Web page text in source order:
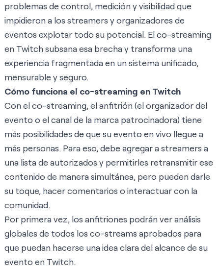
problemas de control, medición y visibilidad que
impidieron a los streamers y organizadores de
eventos explotar todo su potencial. El co-streaming
en Twitch subsana esa brecha y transforma una
experiencia fragmentada en un sistema unificado,
mensurable y seguro.
Cómo funciona el co-streaming en Twitch
Con el co-streaming, el anfitrión (el organizador del
evento o el canal de la marca patrocinadora) tiene
más posibilidades de que su evento en vivo llegue a
más personas. Para eso, debe agregar a streamers a
una lista de autorizados y permitirles retransmitir ese
contenido de manera simultánea, pero pueden darle
su toque, hacer comentarios o interactuar con la
comunidad.
Por primera vez, los anfitriones podrán ver análisis
globales de todos los co-streams aprobados para
que puedan hacerse una idea clara del alcance de su
evento en Twitch.